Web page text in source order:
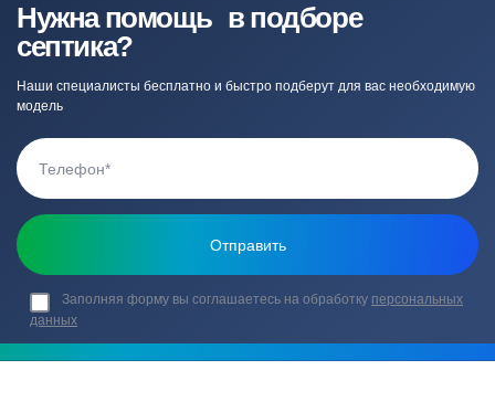
Нужна помощь в подборе
септика?
Наши специалисты бесплатно и быстро подберут для вас необходимую
модель
Заполняя форму вы соглашаетесь на обработку персональных
данных